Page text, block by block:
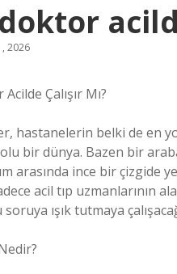
2026
Çalışır Mı?
hastanelerin belki de en
bir dünya. Bazen bir
arasında ince bir çizgide
acil tıp uzmanlarının
ışık tutmaya